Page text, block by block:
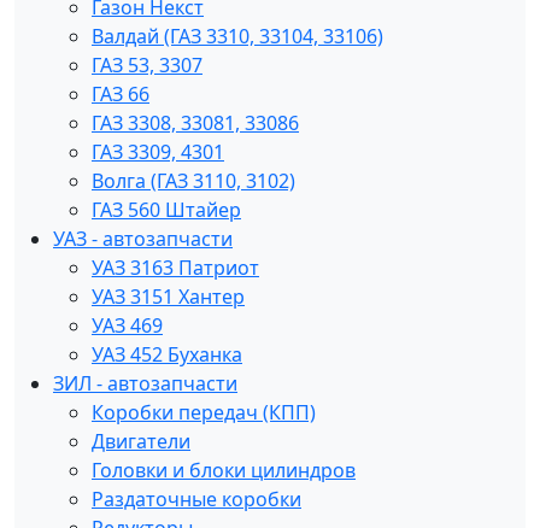
Газон Некст
Валдай (ГАЗ 3310, 33104, 33106)
ГАЗ 53, 3307
ГАЗ 66
ГАЗ 3308, 33081, 33086
ГАЗ 3309, 4301
Волга (ГАЗ 3110, 3102)
ГАЗ 560 Штайер
УАЗ - автозапчасти
УАЗ 3163 Патриот
УАЗ 3151 Хантер
УАЗ 469
УАЗ 452 Буханка
ЗИЛ - автозапчасти
Коробки передач (КПП)
Двигатели
Головки и блоки цилиндров
Раздаточные коробки